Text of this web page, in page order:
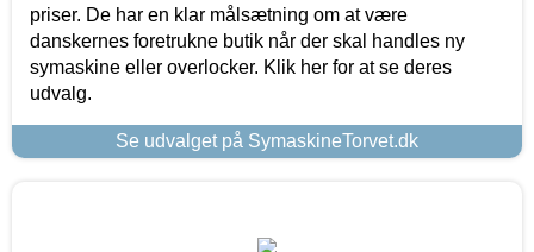
priser. De har en klar målsætning om at være
danskernes foretrukne butik når der skal handles ny
symaskine eller overlocker. Klik her for at se deres
udvalg.
Se udvalget på SymaskineTorvet.dk